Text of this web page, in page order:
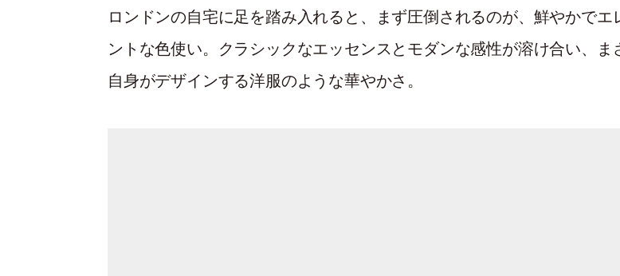
ロンドンの自宅に足を踏み入れると、まず圧倒されるのが、鮮やかでエ
ントな色使い。クラシックなエッセンスとモダンな感性が溶け合い、ま
自身がデザインする洋服のような華やかさ。